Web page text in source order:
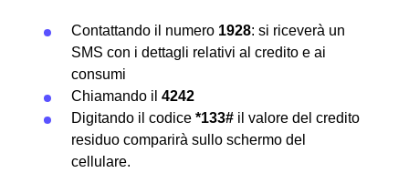
Contattando il numero 1928: si riceverà un
SMS con i dettagli relativi al credito e ai
consumi
Chiamando il 4242
Digitando il codice *133# il valore del credito
residuo comparirà sullo schermo del
cellulare.